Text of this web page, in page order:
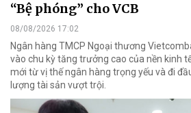
“Bệ phóng” cho VCB
08/08/2026 17:02
Ngân hàng TMCP Ngoại thương
vào chu kỳ tăng trưởng cao của nền kinh
mới từ vị thế ngân hàng trọng yếu và đi
lượng tài sản vượt trội.